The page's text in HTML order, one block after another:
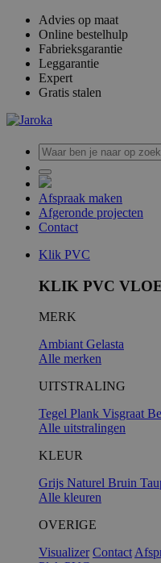
Advies op maat
Online bestelhulp
Fabrieksgarantie
Leggarantie
Expert
Gratis stalen
Afspraak maken
Afgeronde projecten
Contact
Klik PVC
KLIK PVC
MERK
AmbiantGelasta
Alle merken
UITSTRALING
Tegel Plank Visgraat
Alle uitstralingen
KLEUR
Grijs Naturel Bruin
Alle kleuren
OVERIGE
Visualizer Contact